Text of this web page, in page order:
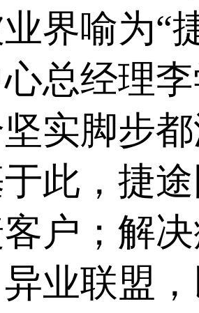
界喻为“
总经理
实脚步
此，捷
户；解
业联盟